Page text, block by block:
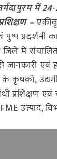
में
–
पुष्प
जिले में
जानकारी
उद्यमी
प्रशिक्षण एवं
उत्पाद,